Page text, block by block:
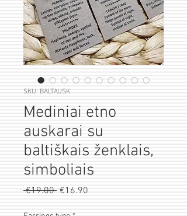
SKU: BALTAUSK
Mediniai etno
auskarai su
baltiškais ženklais,
simboliais
€19.00 Regular
€16.90